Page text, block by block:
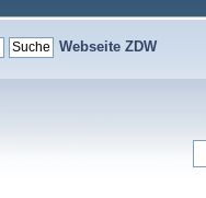
Webseite ZDW